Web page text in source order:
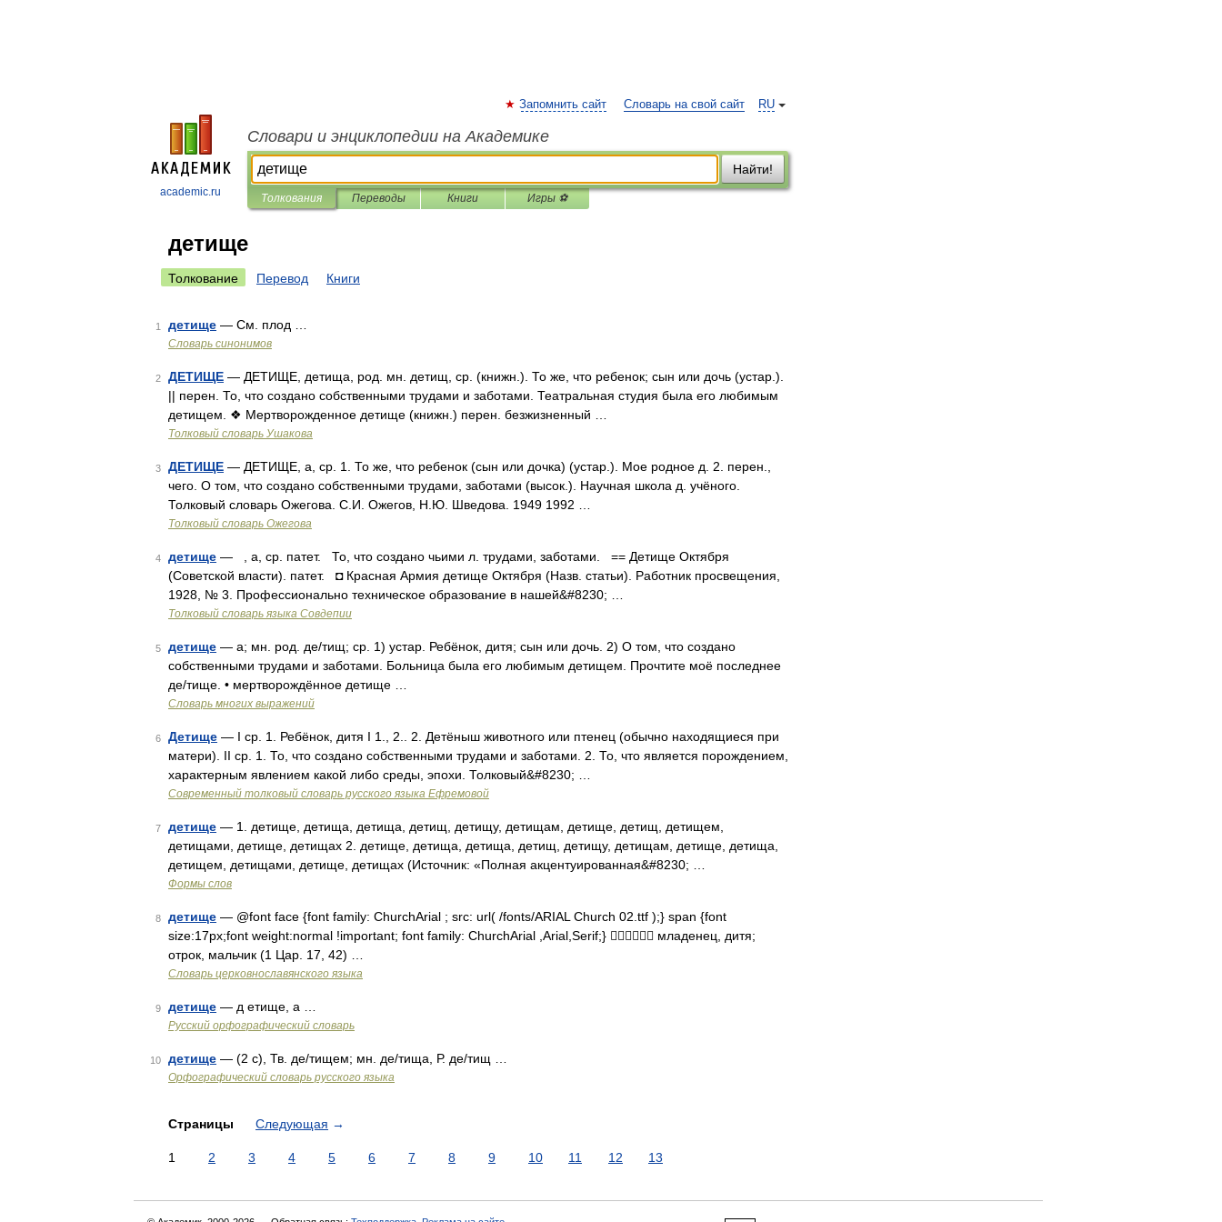
academic.ru
RU
Запомнить сайт Словарь на свой сайт
Словари и энциклопедии на Академике
Найти!
Толкования Переводы Книги Игры ⚽
детище
Толкование Перевод Книги
1 детище — См. плод …
Словарь синонимов
2 ДЕТИЩЕ — ДЕТИЩЕ, детища, род. мн. детищ, ср. (книжн.). То же, что ребенок; сын или дочь (устар.).
|| перен. То, что создано собственными трудами и заботами. Театральная студия была его любимым
детищем. ❖ Мертворожденное детище (книжн.) перен. безжизненный …
Толковый словарь Ушакова
3 ДЕТИЩЕ — ДЕТИЩЕ, а, ср. 1. То же, что ребенок (сын или дочка) (устар.). Мое родное д. 2. перен.,
чего. О том, что создано собственными трудами, заботами (высок.). Научная школа д. учёного.
Толковый словарь Ожегова. С.И. Ожегов, Н.Ю. Шведова. 1949 1992 …
Толковый словарь Ожегова
4 детище — , а, ср. патет. То, что создано чьими л. трудами, заботами. == Детище Октября
(Советской власти). патет. ◘ Красная Армия детище Октября (Назв. статьи). Работник просвещения,
1928, № 3. Профессионально техническое образование в нашей&#8230; …
Толковый словарь языка Совдепии
5 детище — а; мн. род. де/тищ; ср. 1) устар. Ребёнок, дитя; сын или дочь. 2) О том, что создано
собственными трудами и заботами. Больница была его любимым детищем. Прочтите моё последнее
де/тище. • мертворождённое детище …
Словарь многих выражений
6 Детище — I ср. 1. Ребёнок, дитя I 1., 2.. 2. Детёныш животного или птенец (обычно находящиеся при
матери). II ср. 1. То, что создано собственными трудами и заботами. 2. То, что является порождением,
характерным явлением какой либо среды, эпохи. Толковый&#8230; …
Современный толковый словарь русского языка Ефремовой
7 детище — 1. детище, детища, детища, детищ, детищу, детищам, детище, детищ, детищем,
детищами, детище, детищах 2. детище, детища, детища, детищ, детищу, детищам, детище, детища,
детищем, детищами, детище, детищах (Источник: «Полная акцентуированная&#8230; …
Формы слов
8 детище — @font face {font family: ChurchArial ; src: url( /fonts/ARIAL Church 02.ttf );} span {font
size:17px;font weight:normal !important; font family: ChurchArial ,Arial,Serif;}  младенец, дитя;
отрок, мальчик (1 Цар. 17, 42) …
Словарь церковнославянского языка
9 детище — д етище, а …
Русский орфографический словарь
10 детище — (2 с), Тв. де/тищем; мн. де/тища, Р. де/тищ …
Орфографический словарь русского языка
Страницы Следующая →
1 2 3 4 5 6 7 8 9 10 11 12 13